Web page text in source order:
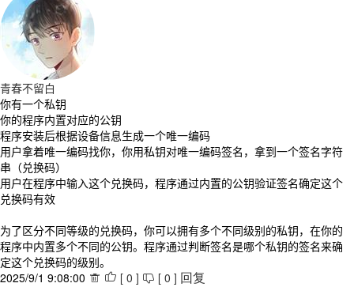
青春不留白
你有一个私钥
你的程序内置对应的公钥
程序安装后根据设备信息生成一个唯一编码
用户拿着唯一编码找你，你用私钥对唯一编码签名，拿到一个签名字符
串（兑换码）
用户在程序中输入这个兑换码，程序通过内置的公钥验证签名确定这个
兑换码有效
为了区分不同等级的兑换码，你可以拥有多个不同级别的私钥，在你的
程序中内置多个不同的公钥。程序通过判断签名是哪个私钥的签名来确
定这个兑换码的级别。
2025/9/1 9:08:00   [ 0 ]  [ 0 ] 回复